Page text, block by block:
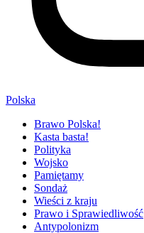
Polska
Brawo Polska!
Kasta basta!
Polityka
Wojsko
Pamiętamy
Sondaż
Wieści z kraju
Prawo i Sprawiedliwość
Antypolonizm